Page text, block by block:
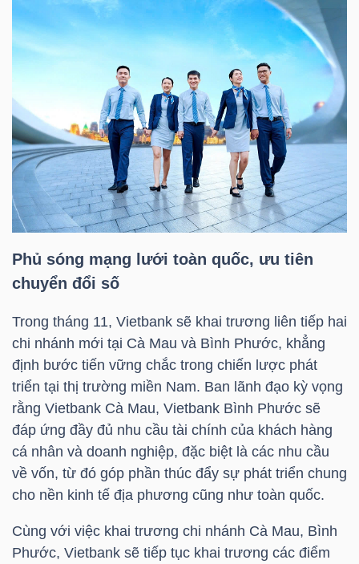
Phủ sóng mạng lưới toàn quốc, ưu tiên
chuyển đổi số
Trong tháng 11, Vietbank sẽ khai trương liên tiếp hai
chi nhánh mới tại Cà Mau và Bình Phước, khẳng
định bước tiến vững chắc trong chiến lược phát
triển tại thị trường miền Nam. Ban lãnh đạo kỳ vọng
rằng Vietbank Cà Mau, Vietbank Bình Phước sẽ
đáp ứng đầy đủ nhu cầu tài chính của khách hàng
cá nhân và doanh nghiệp, đặc biệt là các nhu cầu
về vốn, từ đó góp phần thúc đẩy sự phát triển chung
cho nền kinh tế địa phương cũng như toàn quốc.
Cùng với việc khai trương chi nhánh Cà Mau, Bình
Phước, Vietbank sẽ tiếp tục khai trương các điểm
ĐẦU
TƯ
TRUY
XUẤT
DỮ
LIỆU
Ngành
(-)
VS-
SECTOR
NĂNG
LƯỢNG
NGUYÊN